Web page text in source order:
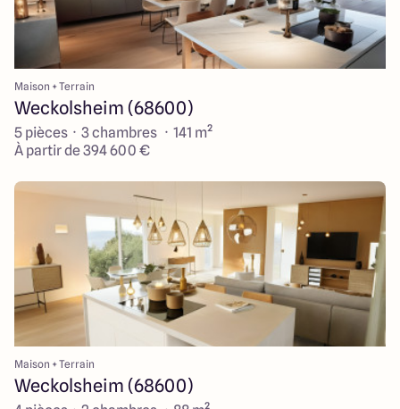
Maison + Terrain
Weckolsheim (68600)
5 pièces · 3 chambres · 141 m²
À partir de 394 600 €
Maison + Terrain
Weckolsheim (68600)